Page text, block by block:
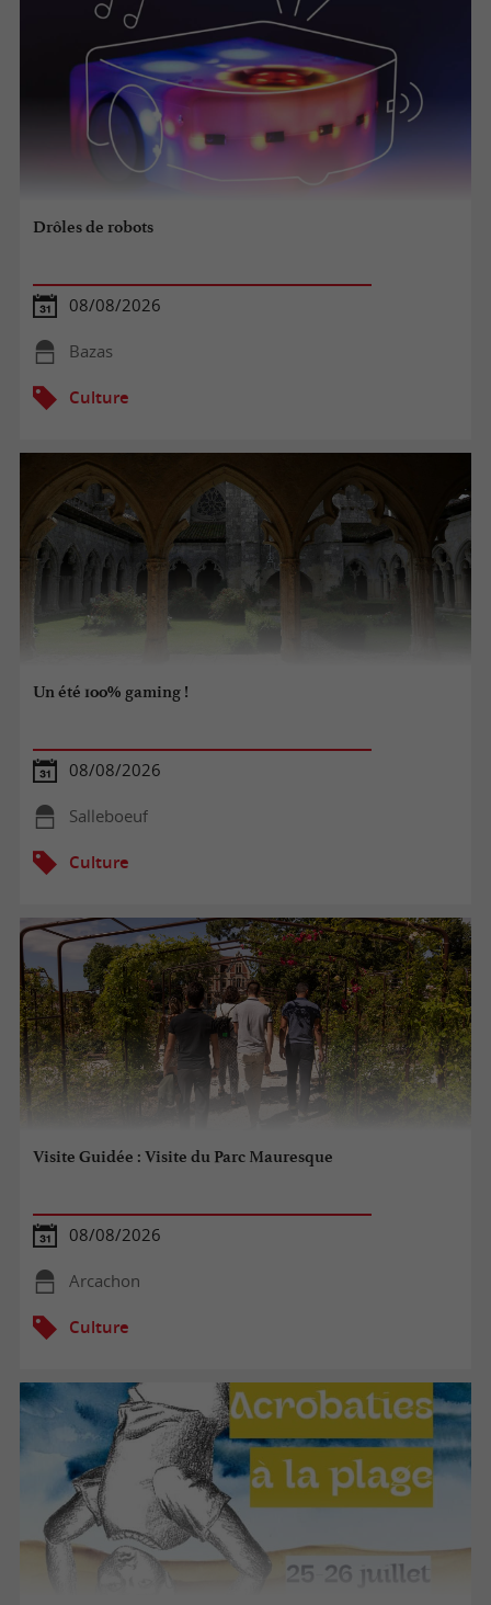
Drôles de robots
08/08/2026
Bazas
Culture
Un été 100% gaming !
08/08/2026
Salleboeuf
Culture
Visite Guidée : Visite du Parc Mauresque
08/08/2026
Arcachon
Culture